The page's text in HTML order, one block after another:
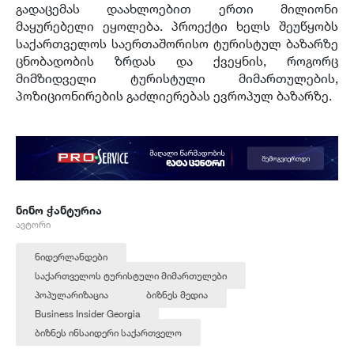
გადაცემას დაახლოებით ერთი მილიონი
მაყურებელი ეყოლება. პროექტი ხელს შეუწყობს
საქართველოს საერთაშორისო ტურისტულ ბაზარზე
ცნობადობის ზრდას და ქვეყნის, როგორც
მიმზიდველი ტურისტული მიმართულების,
პოზიციონირების გაძლიერებას ევროპულ ბაზარზე.
ნინო ჭანტურია
ავტორი
ნიდერლანდები
საქართველოს ტურისტული მიმართულები
პოპულარიზაცია
ბიზნეს მედია
Business Insider Georgia
ბიზნეს ინსაიდერი საქართველო